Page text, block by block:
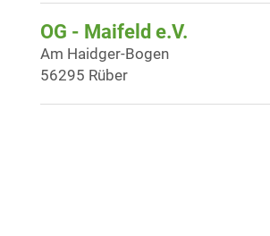
OG - Maifeld e.V.
Am Haidger-Bogen
56295 Rüber